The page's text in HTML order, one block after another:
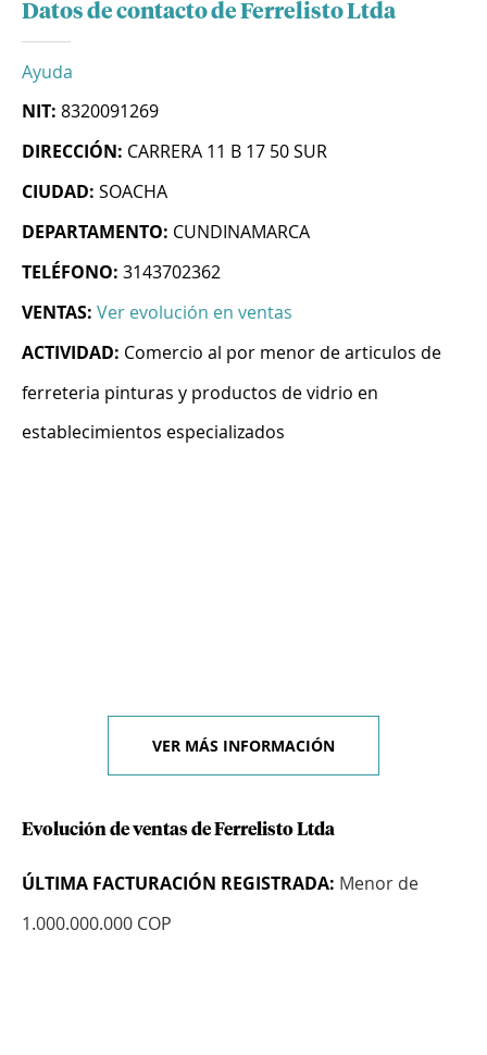
Datos de contacto de Ferrelisto Ltda
Ayuda
NIT: 8320091269
DIRECCIÓN: CARRERA 11 B 17 50 SUR
CIUDAD: SOACHA
DEPARTAMENTO: CUNDINAMARCA
TELÉFONO: 3143702362
VENTAS: Ver evolución en ventas
ACTIVIDAD: Comercio al por menor de articulos de
ferreteria pinturas y productos de vidrio en
establecimientos especializados
VER MÁS INFORMACIÓN
Evolución de ventas de Ferrelisto Ltda
ÚLTIMA FACTURACIÓN REGISTRADA: Menor de
1.000.000.000 COP